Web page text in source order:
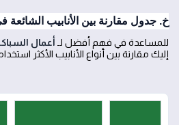
خ. جدول مقارنة بين الأنابيب الشائعة
للمساعدة في فهم أفضل لـ أعمال
إليك مقارنة بين أنواع الأنابيب الأكثر